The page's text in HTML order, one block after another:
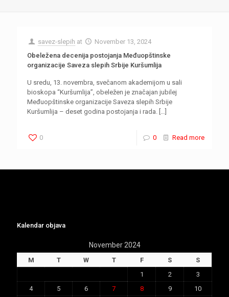
savez-slepih at
November 13, 2024
Obeležena decenija postojanja Međuopštinske
organizacije Saveza slepih Srbije Kuršumlija
U sredu, 13. novembra, svečanom akademijom u sali
bioskopa “Kuršumlija”, obeležen je značajan jubilej
Međuopštinske organizacije Saveza slepih Srbije
Kuršumlija – deset godina postojanja i rada. […]
0 0 Read more
Kalendar objava
November 2024
M T W T F S
S
1
2
3
4
5 6 7 8 9
10